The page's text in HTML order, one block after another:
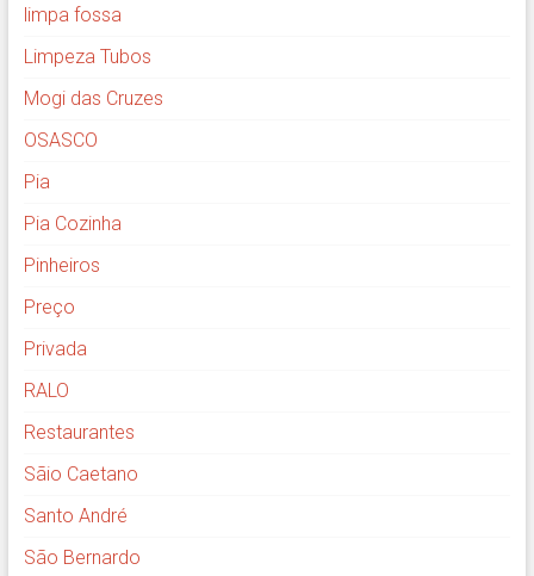
limpa fossa
Limpeza Tubos
Mogi das Cruzes
OSASCO
Pia
Pia Cozinha
Pinheiros
Preço
Privada
RALO
Restaurantes
Sãio Caetano
Santo André
São Bernardo